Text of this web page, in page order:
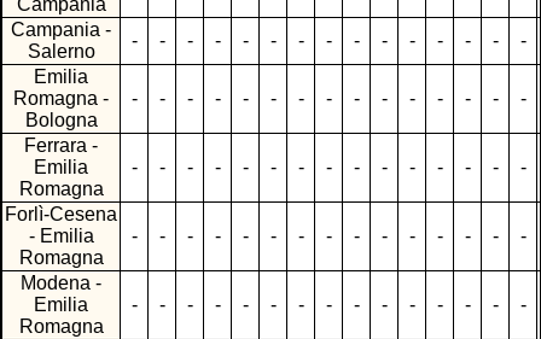
Campania
Campania -
Salerno
- - - - - - - - - - - - - -
-
Emilia
Romagna -
Bologna
- - - - - - - - - - - - - - -
Ferrara -
Emilia
Romagna
- - - - - - - - - - - - - - -
Forlì-Cesena
- Emilia
Romagna
- - - - - - - - - - - - - - -
Modena -
Emilia
Romagna
- - - - - - - - - - - - - - -